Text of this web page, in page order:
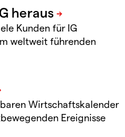
Kunden für IG
weltweit führenden
Wirtschaftskalender
Ereignisse